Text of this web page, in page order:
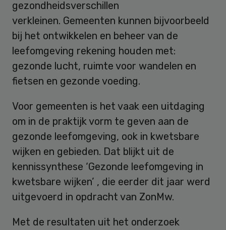
gezondheidsverschillen
verkleinen. Gemeenten kunnen bijvoorbeeld
bij het ontwikkelen en beheer van de
leefomgeving rekening houden met:
gezonde lucht, ruimte voor wandelen en
fietsen en gezonde voeding.
Voor gemeenten is het vaak een uitdaging
om in de praktijk vorm te geven aan de
gezonde leefomgeving, ook in kwetsbare
wijken en gebieden. Dat blijkt uit de
kennissynthese ‘Gezonde leefomgeving in
kwetsbare wijken’ , die eerder dit jaar werd
uitgevoerd in opdracht van ZonMw.
Met de resultaten uit het onderzoek